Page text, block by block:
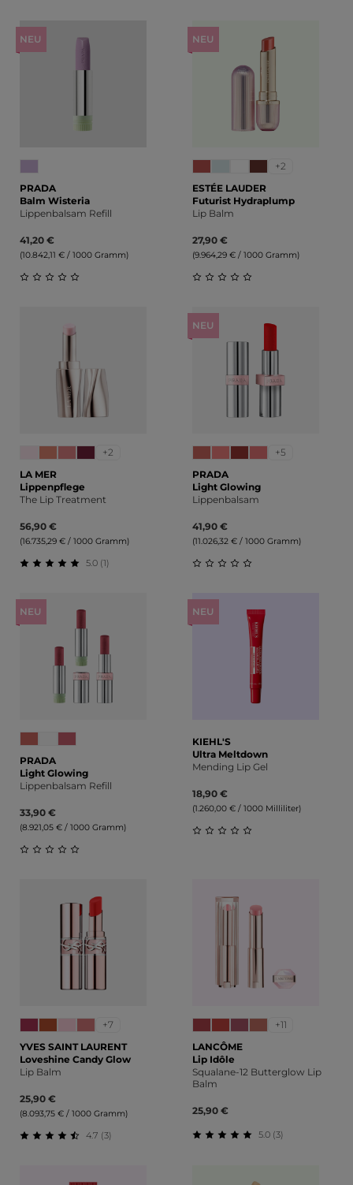
NEU
PRADA
Balm Wisteria
Lippenbalsam Refill
41,20 €
(10.842,11 € / 1000 Gramm)
NEU
+2
ESTÉE LAUDER
Futurist Hydraplump
Lip Balm
27,90 €
(9.964,29 € / 1000 Gramm)
+2
LA MER
Lippenpflege
The Lip Treatment
56,90 €
(16.735,29 € / 1000 Gramm)
5.0 (1)
NEU
+5
PRADA
Light Glowing
Lippenbalsam
41,90 €
(11.026,32 € / 1000 Gramm)
NEU
PRADA
Light Glowing
Lippenbalsam Refill
33,90 €
(8.921,05 € / 1000 Gramm)
NEU
KIEHL'S
Ultra Meltdown
Mending Lip Gel
18,90 €
(1.260,00 € / 1000 Milliliter)
+7
YVES SAINT LAURENT
Loveshine Candy Glow
Lip Balm
25,90 €
(8.093,75 € / 1000 Gramm)
4.7 (3)
+11
LANCÔME
Lip Idôle
Squalane-12 Butterglow Lip
Balm
25,90 €
5.0 (3)